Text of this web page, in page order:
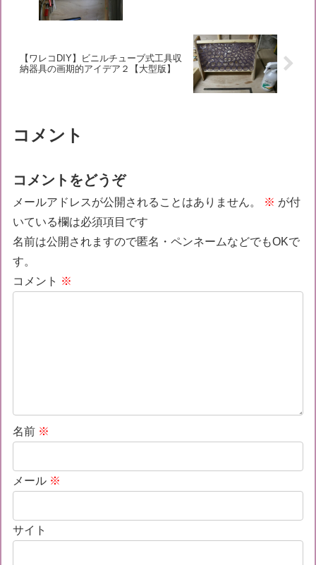
【ワレコDIY】ビニルチューブ式工具収
納器具の画期的アイデア２【大型版】
コメント
コメントをどうぞ
メールアドレスが公開されることはありません。 ※ が付
いている欄は必須項目です
名前は公開されますので匿名・ペンネームなどでもOKで
す。
コメント ※
名前 ※
メール ※
サイト